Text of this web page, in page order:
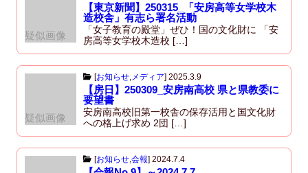
疑似画像
【東京新聞】250315_「安房高等女学校木
造校舎」有志ら署名活動
「女子教育の殿堂」ぜひ！国の文化財に 「安
房高等女学校木造校 […]
疑似画像
[お知らせ メディア] 2025.3.9
【房日】250309_安房南高校 県と県教委に
要望書
安房南高校旧第一校舎の保存活用と国文化財
への格上げ求め 2団 […]
[お知らせ ,会報] 2024.7.4